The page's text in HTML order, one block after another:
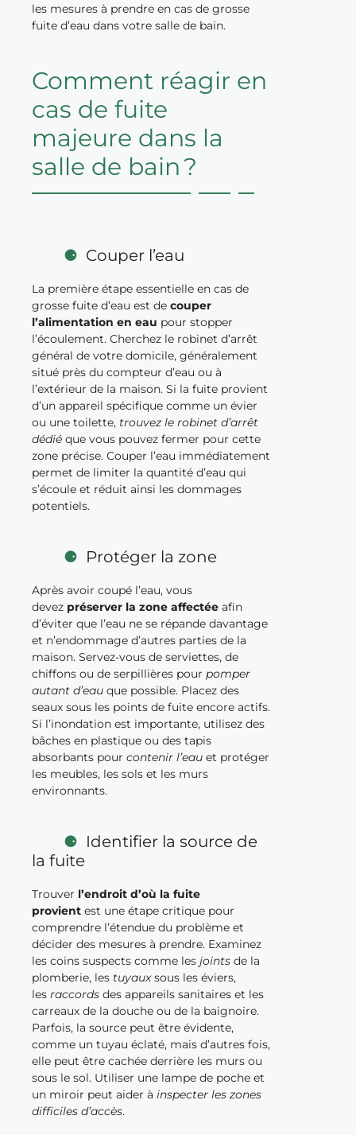
les mesures à prendre en cas de grosse
fuite d’eau dans votre salle de bain.
Comment réagir en
cas de fuite
majeure dans la
salle de bain ?
Couper l’eau
La première étape essentielle en cas de
grosse fuite d’eau est de couper
l’alimentation en eau pour stopper
l’écoulement. Cherchez le robinet d’arrêt
général de votre domicile, généralement
situé près du compteur d’eau ou à
l’extérieur de la maison. Si la fuite provient
d’un appareil spécifique comme un évier
ou une toilette, trouvez le robinet d’arrêt
dédié que vous pouvez fermer pour cette
zone précise. Couper l’eau immédiatement
permet de limiter la quantité d’eau qui
s’écoule et réduit ainsi les dommages
potentiels.
Protéger la zone
Après avoir coupé l’eau, vous
devez préserver la zone affectée afin
d’éviter que l’eau ne se répande davantage
et n’endommage d’autres parties de la
maison. Servez-vous de serviettes, de
chiffons ou de serpillières pour pomper
autant d’eau que possible. Placez des
seaux sous les points de fuite encore actifs.
Si l’inondation est importante, utilisez des
bâches en plastique ou des tapis
absorbants pour contenir l’eau et protéger
les meubles, les sols et les murs
environnants.
Identifier la source de
la fuite
Trouver l’endroit d’où la fuite
provient est une étape critique pour
comprendre l’étendue du problème et
décider des mesures à prendre. Examinez
les coins suspects comme les joints de la
plomberie, les tuyauxsous les éviers,
les raccords des appareils sanitaires et les
carreaux de la douche ou de la baignoire.
Parfois, la source peut être évidente,
comme un tuyau éclaté, mais d’autres fois,
elle peut être cachée derrière les murs ou
sous le sol. Utiliser une lampe de poche et
un miroir peut aider à inspecter les zones
difficiles d’accès.